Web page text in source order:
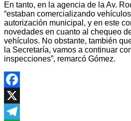
En tanto, en la agencia de la Av.
“estaban comercializando
autorización municipal, y en este
novedades en cuanto al chequeo
vehículos. No obstante, también
la Secretaría, vamos a continuar
inspecciones”, remarcó Gómez.
Facebook
X